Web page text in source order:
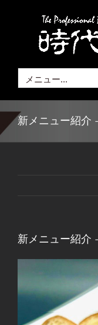
メニュー...
新メニュー紹介
新メニュー紹介